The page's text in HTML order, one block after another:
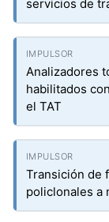
servicios de
Analizadores
habilitados
el TAT
Transición de
policlonales a